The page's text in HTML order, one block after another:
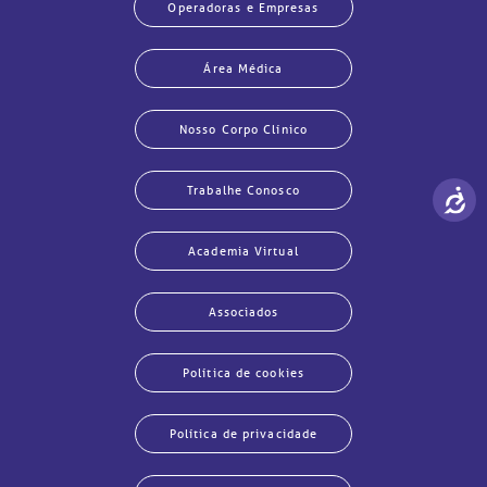
Operadoras e Empresas
Área Médica
Nosso Corpo Clínico
Trabalhe Conosco
Academia Virtual
Associados
Política de cookies
Política de privacidade